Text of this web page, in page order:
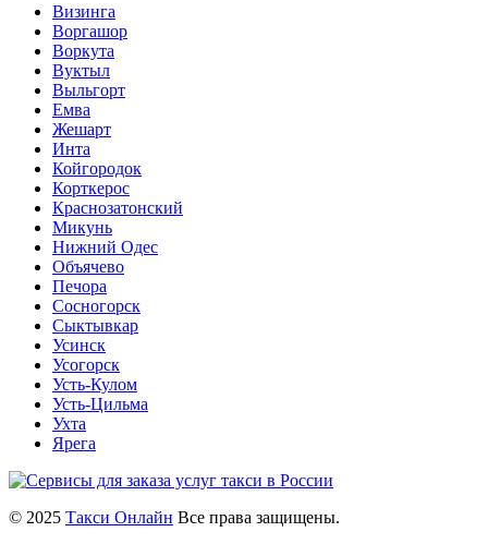
Визинга
Воргашор
Воркута
Вуктыл
Выльгорт
Емва
Жешарт
Инта
Койгородок
Корткерос
Краснозатонский
Микунь
Нижний Одес
Объячево
Печора
Сосногорск
Сыктывкар
Усинск
Усогорск
Усть-Кулом
Усть-Цильма
Ухта
Ярега
© 2025 Такси Онлайн Все права защищены.